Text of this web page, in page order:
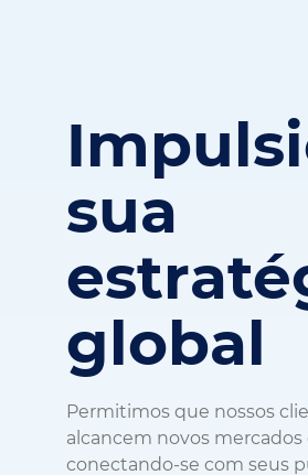
sua
global
Permitimos que nossos
alcancem novos mercados
conectando-se com seus
fornecendo a melhor